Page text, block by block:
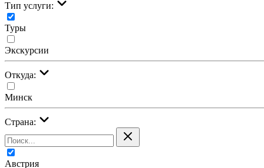
Тип услуги:
Туры
Экскурсии
Откуда:
Минск
Страна:
Австрия